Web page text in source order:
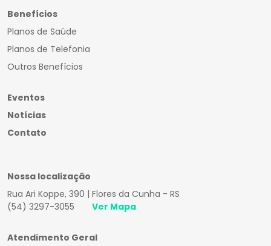
Benefícios
Planos de Saúde
Planos de Telefonia
Outros Benefícios
Eventos
Notícias
Contato
Nossa localização
Rua Ari Koppe, 390 | Flores da Cunha - RS
(54) 3297-3055
Ver Mapa
Atendimento Geral